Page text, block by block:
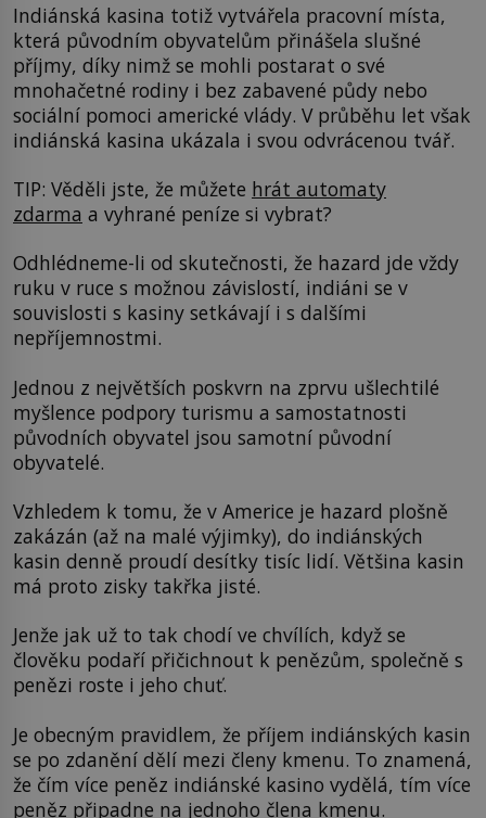
Indiánská kasina totiž vytvářela pracovní místa,
která původním obyvatelům přinášela slušné
příjmy, díky nimž se mohli postarat o své
mnohačetné rodiny i bez zabavené půdy nebo
sociální pomoci americké vlády. V průběhu let však
indiánská kasina ukázala i svou odvrácenou tvář.
TIP: Věděli jste, že můžete hrát automaty
zdarma a vyhrané peníze si vybrat?
Odhlédneme-li od skutečnosti, že hazard jde vždy
ruku v ruce s možnou závislostí, indiáni se v
souvislosti s kasiny setkávají i s dalšími
nepříjemnostmi.
Jednou z největších poskvrn na zprvu ušlechtilé
myšlence podpory turismu a samostatnosti
původních obyvatel jsou samotní původní
obyvatelé.
Vzhledem k tomu, že v Americe je hazard plošně
zakázán (až na malé výjimky), do indiánských
kasin denně proudí desítky tisíc lidí. Většina kasin
má proto zisky takřka jisté.
Jenže jak už to tak chodí ve chvílích, když se
člověku podaří přičichnout k penězům, společně s
penězi roste i jeho chuť.
Je obecným pravidlem, že příjem indiánských kasin
se po zdanění dělí mezi členy kmenu. To znamená,
že čím více peněz indiánské kasino vydělá, tím více
peněz připadne na jednoho člena kmenu.